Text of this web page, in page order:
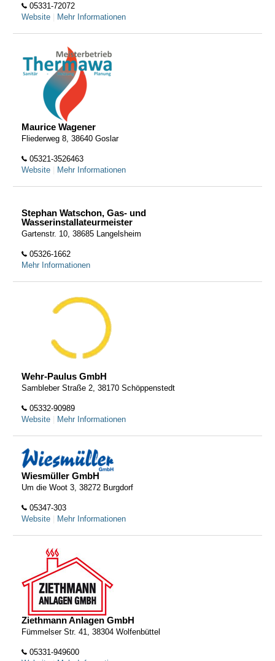
05331-72072
Website
Mehr Informationen
Maurice Wagener
Fliederweg 8, 38640 Goslar
05321-3526463
Website
Mehr Informationen
Stephan Watschon, Gas- und
Wasserinstallateurmeister
Gartenstr. 10, 38685 Langelsheim
05326-1662
Mehr Informationen
Wehr-Paulus GmbH
Sambleber Straße 2, 38170 Schöppenstedt
05332-90989
Website
Mehr Informationen
Wiesmüller GmbH
Um die Woot 3, 38272 Burgdorf
05347-303
Website
Mehr Informationen
Ziethmann Anlagen GmbH
Fümmelser Str. 41, 38304 Wolfenbüttel
05331-949600